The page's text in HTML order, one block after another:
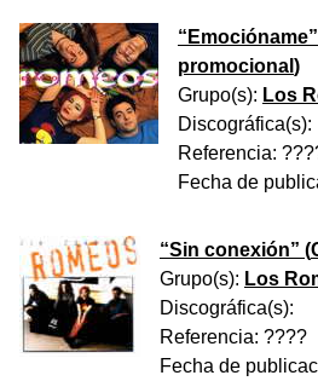
“ Emocióname
promocional )
Grupo(s): Los
Referencia:
Fecha de
“Sin conexión” (
Grupo(s): Los
Referencia: ????
Fecha de